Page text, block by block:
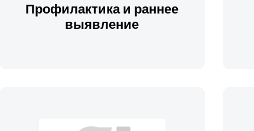
Профилактика и раннее
выявление